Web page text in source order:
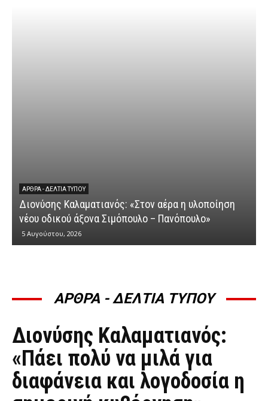
ΆΡΘΡΑ - ΔΕΛΤΊΑ ΤΎΠΟΥ
Διονύσης Καλαματιανός: «Στον αέρα η υλοποίηση
νέου οδικού άξονα Σιμόπουλο – Πανόπουλο»
5 Αυγούστου, 2026
ΑΡΘΡΑ - ΔΕΛΤΙΑ ΤΥΠΟΥ
ΆΡΘΡΑ - ΔΕΛΤΊΑ ΤΎΠΟΥ
Διονύσης Καλαματιανός:
«Πάει πολύ να μιλά για
διαφάνεια και λογοδοσία η